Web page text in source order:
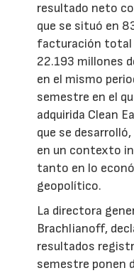
resultado neto
que se situó en
facturación total
22.193 millones
en el mismo
semestre en el
adquirida Clean
que se
en un contexto
tanto en lo
geopolítico.
La directora
Brachlianoff,
resultados
semestre ponen